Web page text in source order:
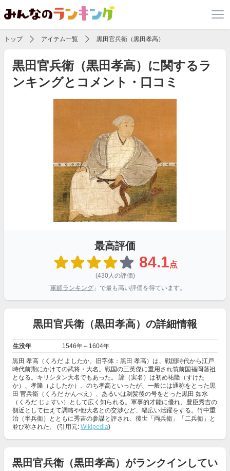
トップ アイテム一覧 黒田官兵衛（黒田孝高）
黒田官兵衛（黒田孝高）に関するラ
ンキングとコメント・口コミ
最高評価
84.1点
(430人の評価)
「 軍師ランキング 」で最も高い評価を得ています。
黒田官兵衛（黒田孝高）の詳細情報
生没年 1546年～1604年
黒田 孝高（くろだ よしたか、旧字体：黑田 孝高）は、戦国時代から江戸
時代前期にかけての武将・大名。戦国の三英傑に重用され筑前国福岡藩祖
となる。キリシタン大名でもあった。 諱（実名）は初め祐隆（すけた
か）、孝隆（よしたか）、のち孝高といったが、一般には通称をとった黒
田 官兵衛（くろだ かんべえ）、あるいは剃髪後の号をとった黒田 如水
（くろだ じょすい）として広く知られる。軍事的才能に優れ、豊臣秀吉の
側近として仕えて調略や他大名との交渉など、幅広い活躍をする。竹中重
治（半兵衛）とともに秀吉の参謀と評され、後世「両兵衛」「二兵衛」と
並び称された。 (引用元: Wikipedia)
黒田官兵衛（黒田孝高）がランクインしてい